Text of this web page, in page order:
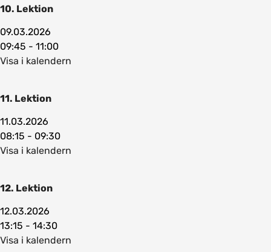
10. Lektion
09.03.2026
09:45 - 11:00
Visa i kalendern
11. Lektion
11.03.2026
08:15 - 09:30
Visa i kalendern
12. Lektion
12.03.2026
13:15 - 14:30
Visa i kalendern